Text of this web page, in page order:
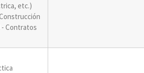
etc.)
- Contratos